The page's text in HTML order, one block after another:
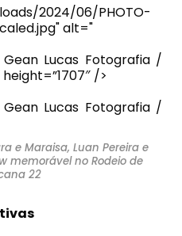
2024/06/PHOTO-
alt="
Lucas Fotografia /
/>
Lucas Fotografia /
e Maraisa, Luan Pereira e
memorável no Rodeio de
22